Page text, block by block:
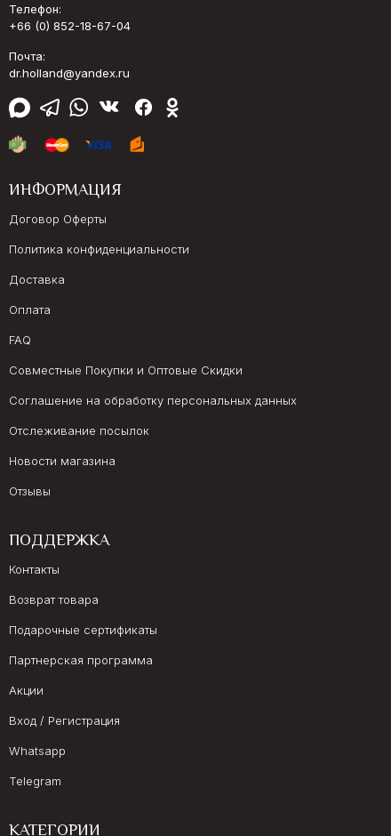
Телефон:
+66 (0) 852-18-67-04
Почта:
dr.holland@yandex.ru
ИНФОРМАЦИЯ
Договор Оферты
Политика конфиденциальности
Доставка
Оплата
FAQ
Совместные Покупки и Оптовые Скидки
Соглашение на обработку персональных данных
Отслеживание посылок
Новости магазина
Отзывы
ПОДДЕРЖКА
Контакты
Возврат товара
Подарочные сертификаты
Партнерская программа
Акции
Вход / Регистрация
Whatsapp
Telegram